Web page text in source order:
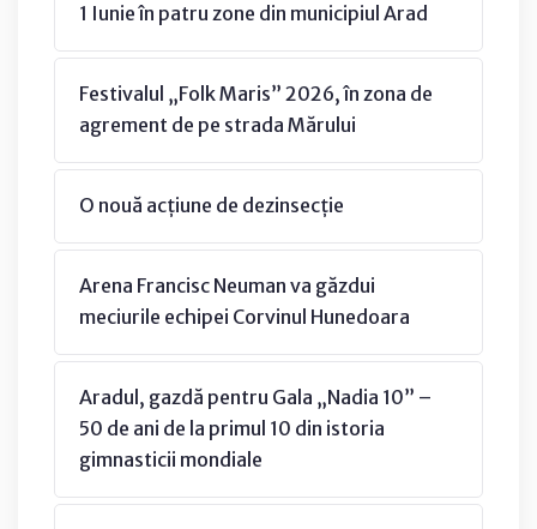
1 Iunie în patru zone din municipiul Arad
Festivalul „Folk Maris” 2026, în zona de
agrement de pe strada Mărului
O nouă acțiune de dezinsecție
Arena Francisc Neuman va găzdui
meciurile echipei Corvinul Hunedoara
Aradul, gazdă pentru Gala „Nadia 10” –
50 de ani de la primul 10 din istoria
gimnasticii mondiale